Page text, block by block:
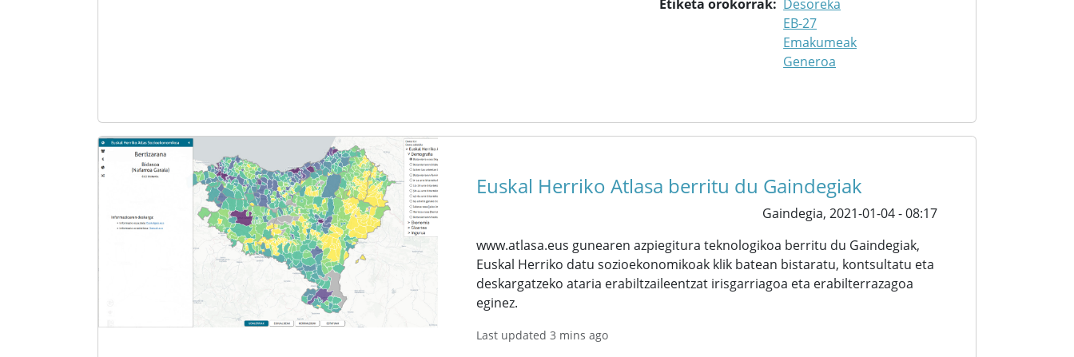
Etiketa orokorrak
Desoreka
EB-27
Emakumeak
Generoa
Euskal Herriko Atlasa berritu du Gaindegiak
Gaindegia, 2021-01-04 - 08:17
www.atlasa.eus gunearen azpiegitura teknologikoa berritu du Gaindegiak,
Euskal Herriko datu sozioekonomikoak klik batean bistaratu, kontsultatu eta
deskargatzeko ataria erabiltzaileentzat irisgarriagoa eta erabilterrazagoa
eginez.
Last updated 3 mins ago